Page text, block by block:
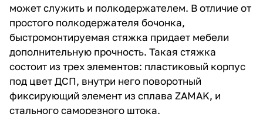
может служить и полкодержателем. В отличие от
простого полкодержателя бочонка,
быстромонтируемая стяжка придает мебели
дополнительную прочность. Такая стяжка
состоит из трех элементов: пластиковый корпус
под цвет ДСП, внутри него поворотный
фиксирующий элемент из сплава ZAMAK, и
стального саморезного штока.